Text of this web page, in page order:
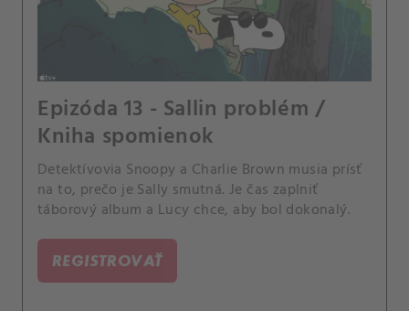
Epizóda 13 - Sallin problém /
Kniha spomienok
Detektívovia Snoopy a Charlie Brown musia prísť
na to, prečo je Sally smutná. Je čas zaplniť
táborový album a Lucy chce, aby bol dokonalý.
REGISTROVAŤ